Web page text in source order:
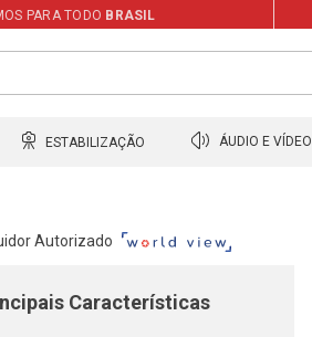
PARA TODO BRASIL
ESTABILIZAÇÃO ÁUDIO E VÍDEO
Autorizado
Características